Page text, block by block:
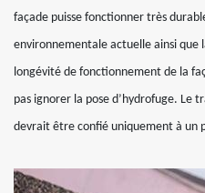
façade puisse fonctionner très
environnementale actuelle ainsi que
longévité de fonctionnement de la
pas ignorer la pose d’hydrofuge. Le
devrait être confié uniquement à un